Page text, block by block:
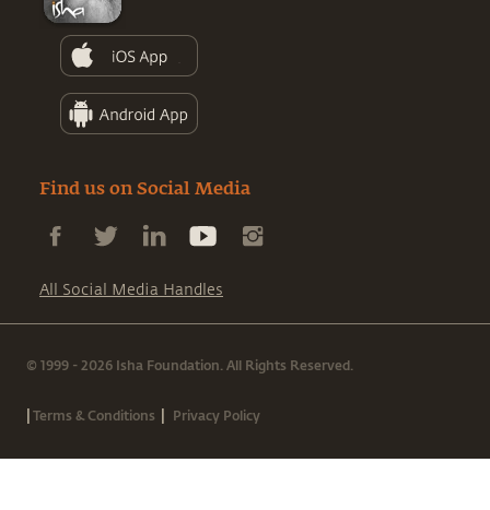
Find us on Social Media
All Social Media Handles
© 1999 - 2026 Isha Foundation. All Rights Reserved.
|Terms & Conditions | Privacy Policy